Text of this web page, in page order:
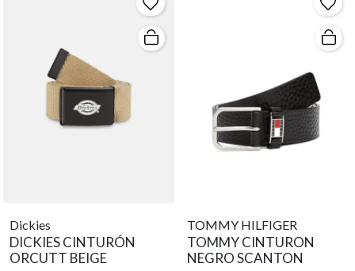
Dickies
DICKIES CINTURÓN
ORCUTT BEIGE
TOMMY HILFIGER
TOMMY CINTURON
NEGRO SCANTON